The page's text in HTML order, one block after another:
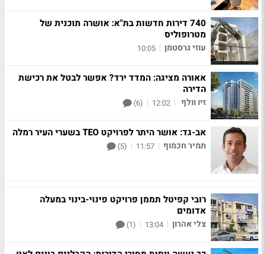
740 דירות חדשות בת"א: אושרה תוכנית של
מטרופוליס
עוזי גרסטמן |
10:05
אאורה מציגה: המדד ירד? אפשר לבטל את רכישת
הדירה
זיו וולף |
12:02
|
(6)
אב-גד: אושר היתר לפרויקט TEO בשערי העיר רמלה
תמיר חכמוף |
11:57
|
(5)
רובי קפיטל תממן פרויקט פינוי-בינוי במעלה
אדומים
צלי אהרון |
13:04
|
(1)